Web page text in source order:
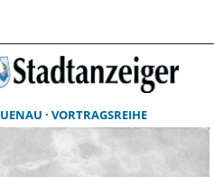
VORTRAGSREIHE